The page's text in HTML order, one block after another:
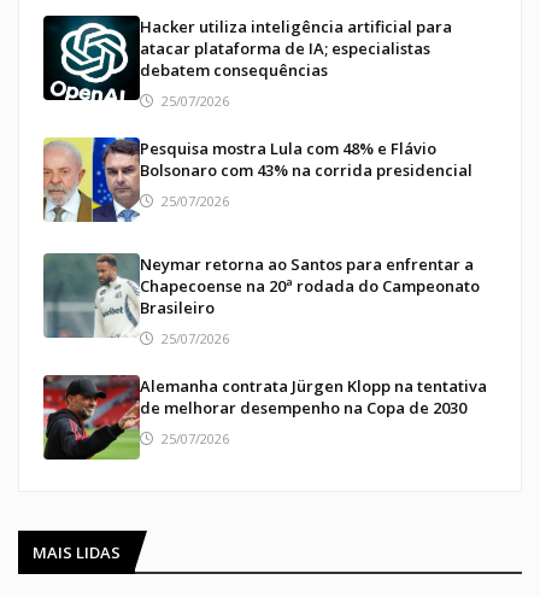
Hacker utiliza inteligência artificial para
atacar plataforma de IA; especialistas
debatem consequências
25/07/2026
Pesquisa mostra Lula com 48% e Flávio
Bolsonaro com 43% na corrida presidencial
25/07/2026
Neymar retorna ao Santos para enfrentar a
Chapecoense na 20ª rodada do Campeonato
Brasileiro
25/07/2026
Alemanha contrata Jürgen Klopp na tentativa
de melhorar desempenho na Copa de 2030
25/07/2026
MAIS LIDAS